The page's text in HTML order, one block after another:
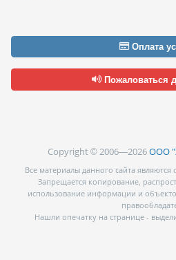
Оплата
Пожаловаться
Copyright © 2006—2026ООО
Все материалы данного сайта
Запрещается копирование,
использование информации и
Нашли опечатку на странице -